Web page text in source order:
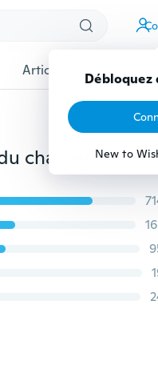
Débloquez
New to
Articles pour animaux
L'étui stylisé et créatif de protection des données du chargeur USB pour l'Iphone et l'Ipad typec android android mini câble de protection pour les accessoires du cordon téléphonique.